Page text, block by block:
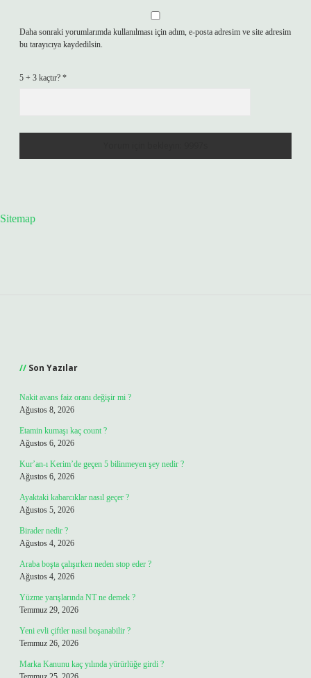
Daha sonraki yorumlarımda kullanılması için adım, e-posta adresim ve site adresim
bu tarayıcıya kaydedilsin.
5 + 3 kaçtır? *
Sitemap
Son Yazılar
Nakit avans faiz oranı değişir mi ?
Ağustos 8, 2026
Etamin kumaşı kaç count ?
Ağustos 6, 2026
Kur’an-ı Kerim’de geçen 5 bilinmeyen şey nedir ?
Ağustos 6, 2026
Ayaktaki kabarcıklar nasıl geçer ?
Ağustos 5, 2026
Birader nedir ?
Ağustos 4, 2026
Araba boşta çalışırken neden stop eder ?
Ağustos 4, 2026
Yüzme yarışlarında NT ne demek ?
Temmuz 29, 2026
Yeni evli çiftler nasıl boşanabilir ?
Temmuz 26, 2026
Marka Kanunu kaç yılında yürürlüğe girdi ?